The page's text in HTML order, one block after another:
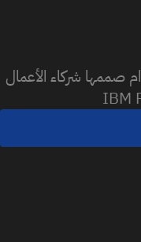
شركاء الأعمال